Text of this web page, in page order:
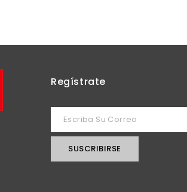
Regístrate